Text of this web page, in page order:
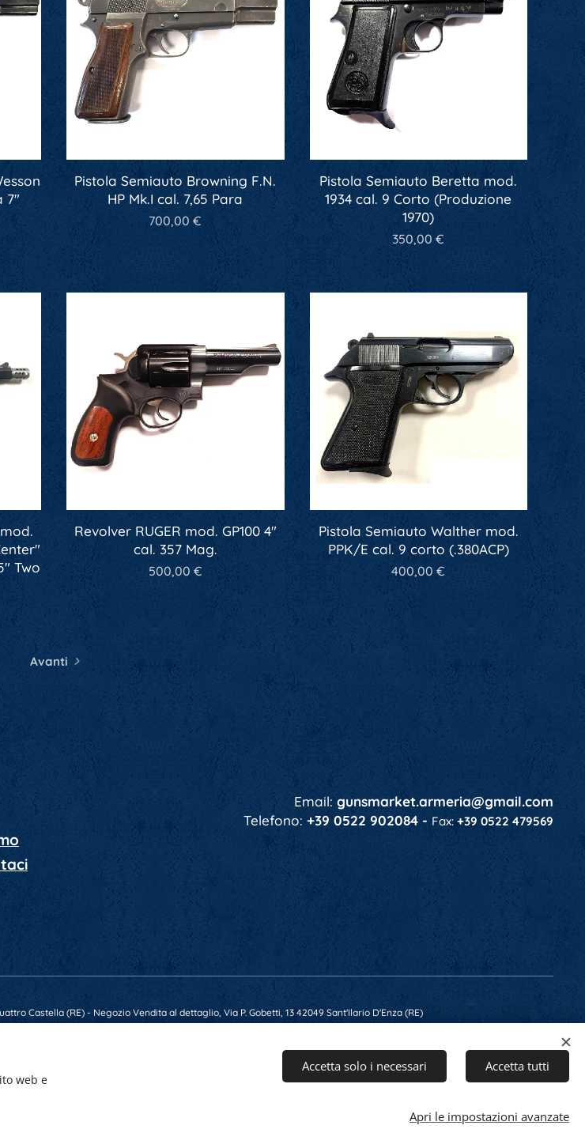
7"
Pistola Semiauto Browning F.N.
HP Mk.I cal. 7,65 Para
700,00 €
Pistola Semiauto Beretta mod.
1934 cal. 9 Corto (Produzione
1970)
350,00 €
Two
Revolver RUGER mod. GP100 4"
cal. 357 Mag.
500,00 €
Pistola Semiauto Walther mod.
PPK/E cal. 9 corto (.380ACP)
400,00 €
Avanti
Email: gunsmarket.armeria@gmail.com
Telefono: +39 0522 902084 - Fax: +39 0522 479569
Castella (RE) - Negozio Vendita al dettaglio, Via P. Gobetti, 13 42049 Sant'Ilario D'Enza (RE)
web e
Accetta solo i necessari Accetta tutti
Apri le impostazioni avanzate